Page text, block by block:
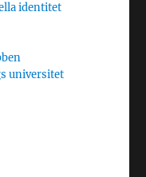
identitet
universitet